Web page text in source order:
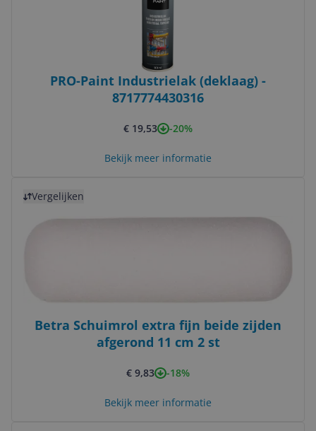
PRO-Paint Industrielak (deklaag) -
8717774430316
€ 19,53 -20%
Bekijk meer informatie
Vergelijken
Betra Schuimrol extra fijn beide zijden
afgerond 11 cm 2 st
€ 9,83 -18%
Bekijk meer informatie